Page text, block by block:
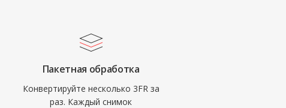
Пакетная обработка
Конвертируйте несколько 3FR за
раз. Каждый снимок